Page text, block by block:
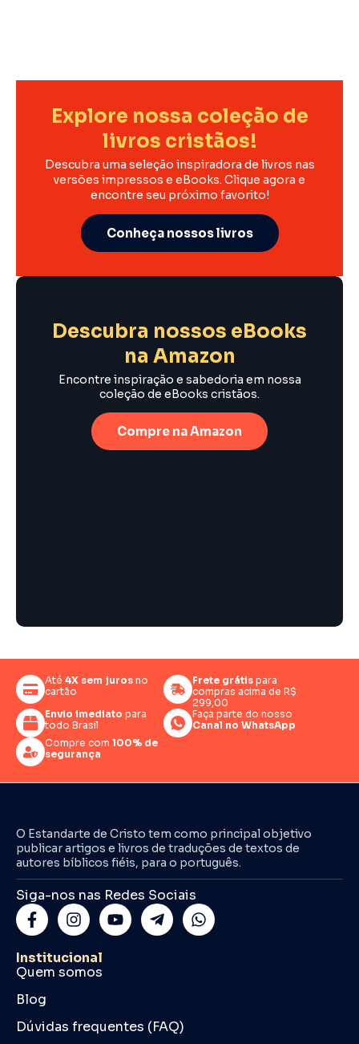
Explore nossa coleção de
livros cristãos!
Descubra uma seleção inspiradora de livros nas
versões impressos e eBooks. Clique agora e
encontre seu próximo favorito!
Conheça nossos livros
Descubra nossos eBooks
na Amazon
Encontre inspiração e sabedoria em nossa
coleção de eBooks cristãos.
Compre na Amazon
Até 4X sem juros no
cartão
Frete grátispara
compras acima de R$
299,00
Envio imediato para
todo Brasil
Faça parte do nosso
Canal no WhatsApp
Compre com 100% de
segurança
O Estandarte de Cristo tem como principal objetivo
publicar artigos e livros de traduções de textos de
autores bíblicos fiéis, para o português.
Siga-nos nas Redes Sociais
Institucional
Quem somos
Blog
Dúvidas frequentes (FAQ)